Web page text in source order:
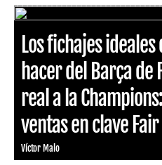
Los fichajes
hacer del Barça
real a la
ventas en clave
Víctor Malo